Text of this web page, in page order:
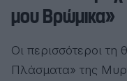
μου Βρώμικα»
Οι περισσότεροι
Πλάσματα» της